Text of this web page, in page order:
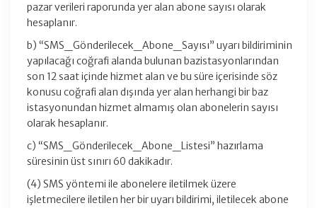
pazar verileri raporunda yer alan abone sayısı olarak
hesaplanır.
b) “SMS_Gönderilecek_Abone_Sayısı” uyarı bildiriminin
yapılacağı coğrafi alanda bulunan bazistasyonlarından
son 12 saat içinde hizmet alan ve bu süre içerisinde söz
konusu coğrafi alan dışında yer alan herhangi bir baz
istasyonundan hizmet almamış olan abonelerin sayısı
olarak hesaplanır.
c) “SMS_Gönderilecek_Abone_Listesi” hazırlama
süresinin üst sınırı 60 dakikadır.
(4) SMS yöntemi ile abonelere iletilmek üzere
işletmecilere iletilen her bir uyarı bildirimi, iletilecek abone